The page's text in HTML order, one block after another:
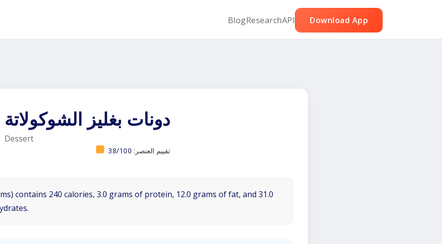
BlogResearchAPI Download App
دونات بغليز الشوكولاتة
Dessert
تقييم العنصر: 38/100
contains 240 calories, 3.0 grams of protein, 12.0 grams of fat, and 31.0